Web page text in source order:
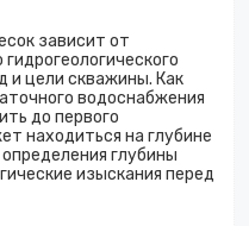
зависит от
и цели скважины. Как
водоснабжения
до первого
находиться на глубине
глубины
изыскания перед